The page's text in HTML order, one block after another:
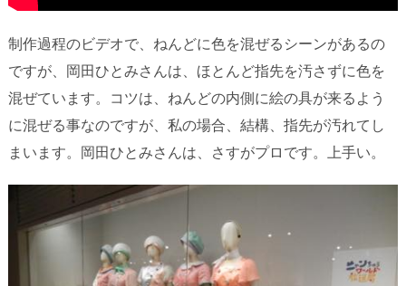
制作過程のビデオで、ねんどに色を混ぜるシーンがあるの
ですが、岡田ひとみさんは、ほとんど指先を汚さずに色を
混ぜています。コツは、ねんどの内側に絵の具が来るよう
に混ぜる事なのですが、私の場合、結構、指先が汚れてし
まいます。岡田ひとみさんは、さすがプロです。上手い。